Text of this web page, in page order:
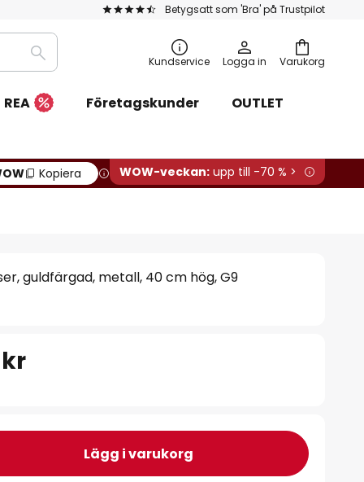
Betygsatt som 'Bra' på Trustpilot
Varukorg
Sök Kundservice Logga in
REA Företagskunder OUTLET
Kopiera WOW-veckan: upp till -70 % >
guldfärgad, metall, 40 cm hög, G9
Lägg i varukorg